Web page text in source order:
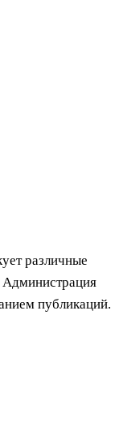
различные
Администрация
публикаций.